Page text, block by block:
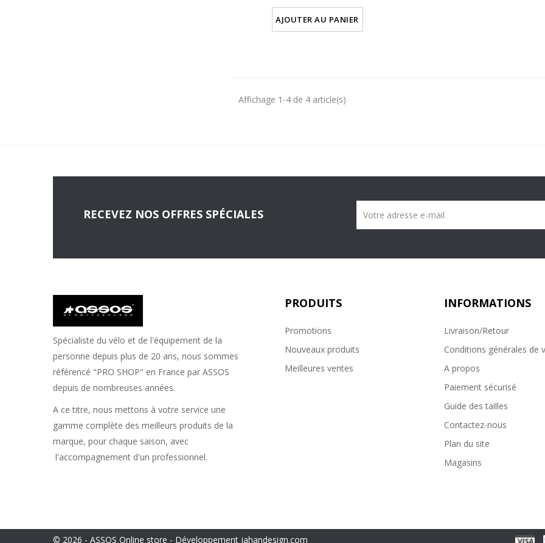
AJOUTER AU PANIER
Affichage 1-4 de 4 article(s)
RECEVEZ NOS OFFRES SPÉCIALES
Spécialiste du vélo et de l'équipement de la
personne depuis plus de 20 ans, nous sommes
référencé "PRO SHOP" en France par ASSOS
depuis de nombreuses années.
A ce titre, nous mettons à votre service une
gamme complète des meilleurs produits de la
marque, pour chaque saison, avec
l'accompagnement d'un professionnel.
PRODUITS
Promotions
Nouveaux produits
Meilleures ventes
INFORMATIONS
Livraison/Retour
Conditions générales de
A propos
Paiement sécurisé
Guide des tailles
Contactez-nous
Plan du site
Magasins
© 2026 - ASSOS Online store - Développement jahandesign.com